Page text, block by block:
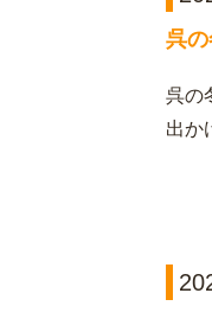
呉
呉の
出か